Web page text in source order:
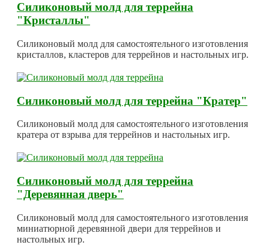
Силиконовый молд для террейна
"Кристаллы"
Силиконовый молд для самостоятельного изготовления
кристаллов, кластеров для террейнов и настольных игр.
Силиконовый молд для террейна "Кратер"
Силиконовый молд для самостоятельного изготовления
кратера от взрыва для террейнов и настольных игр.
Силиконовый молд для террейна
"Деревянная дверь"
Силиконовый молд для самостоятельного изготовления
миниатюрной деревянной двери для террейнов и
настольных игр.